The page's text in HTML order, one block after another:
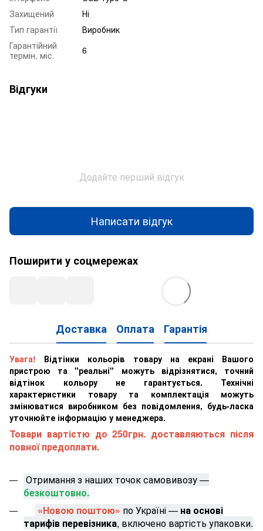
Захищений
Ні
Тип гарантії
Виробник
Гарантійний
термін, міс.
6
Відгуки
Додайте перший відгук
Написати відгук
Поширити у соцмережах
Доставка Оплата Гарантія
Увага! Відтінки кольорів товару на екрані Вашого
пристрою та "реальні" можуть відрізнятися, точний
відтінок кольору не гарантується. Технічні
характеристики товару та комплектація можуть
змінюватися виробником без повідомлення, будь-ласка
уточнюйте інформацію у менеджера.
Товари вартістю до 250грн. доставляються після
повної предоплати.
Отримання з наших точок самовивозу —
безкоштовно.
«Новою поштою» по Україні — на основі
тарифів перевізника, включено вартість упаковки.